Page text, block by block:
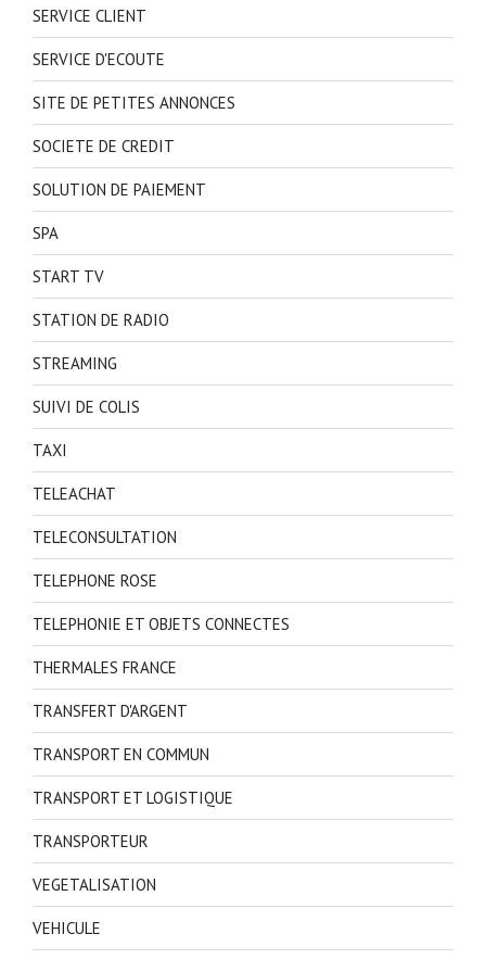
SERVICE CLIENT
SERVICE D'ECOUTE
SITE DE PETITES ANNONCES
SOCIETE DE CREDIT
SOLUTION DE PAIEMENT
SPA
START TV
STATION DE RADIO
STREAMING
SUIVI DE COLIS
TAXI
TELEACHAT
TELECONSULTATION
TELEPHONE ROSE
TELEPHONIE ET OBJETS CONNECTES
THERMALES FRANCE
TRANSFERT D'ARGENT
TRANSPORT EN COMMUN
TRANSPORT ET LOGISTIQUE
TRANSPORTEUR
VEGETALISATION
VEHICULE